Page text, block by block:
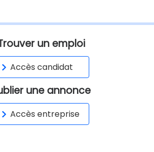
un emploi
Accès candidat
une annonce
Accès entreprise